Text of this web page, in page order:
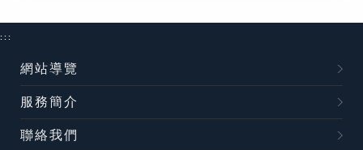
:::
網站導覽
服務簡介
聯絡我們